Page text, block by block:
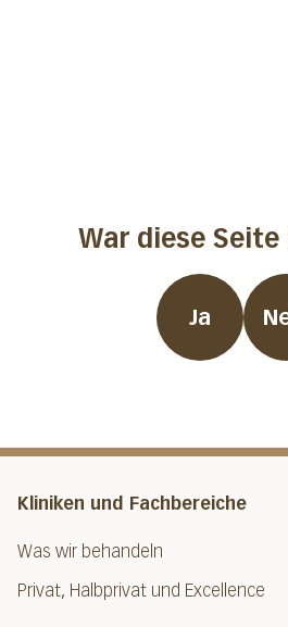
War diese
Ja
Kliniken und Fachbereiche
Was wir behandeln
Privat, Halbprivat und Excellence